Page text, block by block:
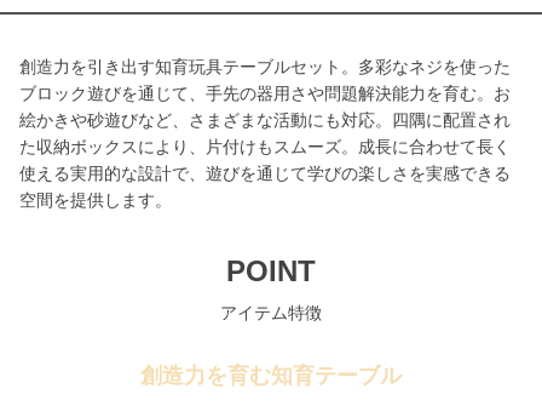
創造力を引き出す知育玩具テーブルセット。多彩なネジを使った
ブロック遊びを通じて、手先の器用さや問題解決能力を育む。お
絵かきや砂遊びなど、さまざまな活動にも対応。四隅に配置され
た収納ボックスにより、片付けもスムーズ。成長に合わせて長く
使える実用的な設計で、遊びを通じて学びの楽しさを実感できる
空間を提供します。
POINT
アイテム特徴
創造力を育む知育テーブル